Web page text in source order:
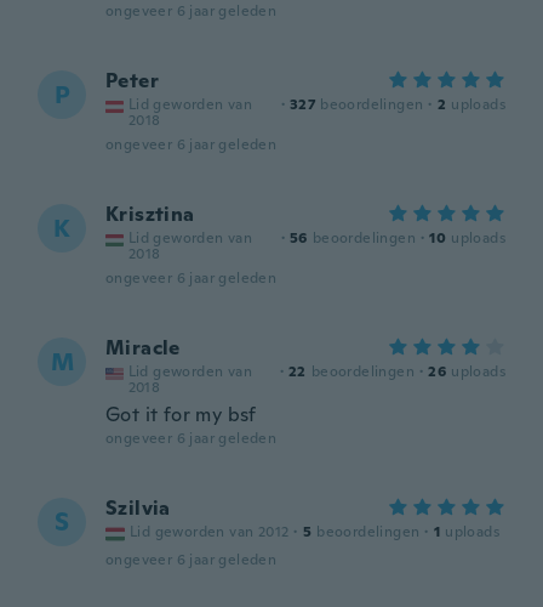
ongeveer 6 jaar geleden
P Peter
Lid geworden van
2018
· 327 beoordelingen · 2 uploads
ongeveer 6 jaar geleden
K Krisztina
Lid geworden van
2018
· 56 beoordelingen · 10 uploads
ongeveer 6 jaar geleden
M Miracle
Lid geworden van
2018
· 22 beoordelingen · 26 uploads
Got it for my bsf
ongeveer 6 jaar geleden
S Szilvia
Lid geworden van 2012 · 5 beoordelingen · 1 uploads
ongeveer 6 jaar geleden